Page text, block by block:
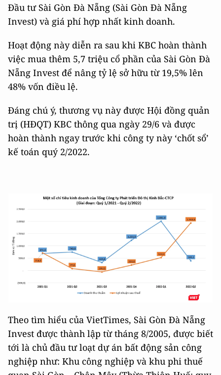
Đầu tư Sài Gòn Đà Nẵng (Sài Gòn Đà Nẵng
Invest) và giá phí hợp nhất kinh doanh.
Hoạt động này diễn ra sau khi KBC hoàn thành
việc mua thêm 5,7 triệu cổ phần của Sài Gòn Đà
Nẵng Invest để nâng tỷ lệ sở hữu từ 19,5% lên
48% vốn điều lệ.
Đáng chú ý, thương vụ này được Hội đồng quản
trị (HĐQT) KBC thông qua ngày 29/6 và được
hoàn thành ngay trước khi công ty này ‘chốt sổ’
kế toán quý 2/2022.
Theo tìm hiểu của VietTimes, Sài Gòn Đà Nẵng
Invest được thành lập từ tháng 8/2005, được biết
tới là chủ đầu tư loạt dự án bất động sản công
nghiệp như: Khu công nghiệp và khu phi thuế